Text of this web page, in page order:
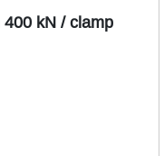
kN / clamp